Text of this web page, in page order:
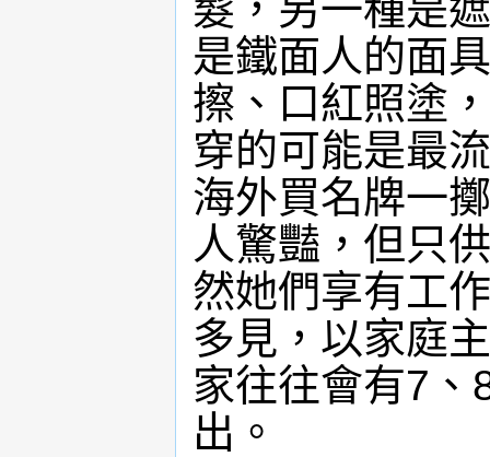
是鐵面人的面
擦、口紅照塗
穿的可能是最
海外買名牌一
人驚豔，但只
然她們享有工
多見，以家庭
家往往會有7、
出。